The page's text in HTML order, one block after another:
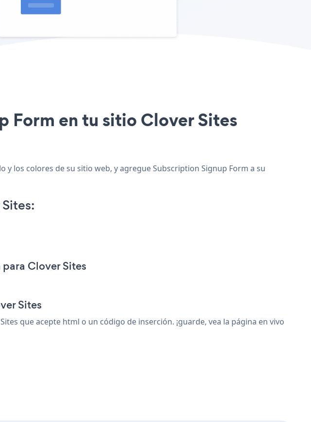
Form en tu sitio Clover Sites
y los colores de su sitio web, y agregue Subscription Signup Form a su
Clover Sites
Sites
que acepte html o un código de inserción. ¡guarde, vea la página en vivo